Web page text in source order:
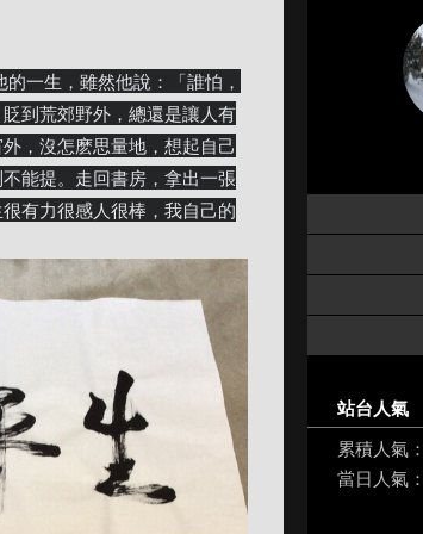
到荒郊野外，總還是讓人有
，沒怎麽思量地，想起自己
能提。走回書房，拿出一張
有力很感人很棒，我自己的
站台人氣
累積人氣：
當日人氣：